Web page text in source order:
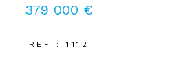
379 000 €
REF : 1112